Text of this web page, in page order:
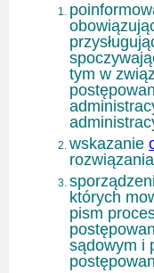
tym w
wskazanie
których
pism
sądowym i